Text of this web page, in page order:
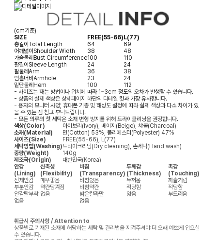
(cm기준)
SIZE
FREE(55-66)L(77)
총길이Total Length 64
69
어깨넓이Shoulder Width 38
48
가슴둘레Bust Circumference100
110
팔길이Sleeve Length 24
24
팔둘레Arm 36
38
암홀너비Armhole 23
24
밑단둘레Hem 100
112
- 사이즈는 재는 방법이나 위치에 따라 1~3cm 정도의 오차가 발생할 수 있습니다.
- 상품의 실제 색상은 상세페이지 하단의 디테일 컷과 가장 유사합니다.
- 용자의 모니터 사양, 휴대폰 기종 및 해상도 설정에 따라 실제 색상과 다소 차이가 있
을 수 있는 점 참고 부탁드립니다.
- 모든 의류의 첫 세탁은 소재 변형 방지를 위해 드라이클리닝을 권장합니다.
색상(Color)
아이보리(Ivory), 베이지(Beige), 챠콜(Charcoal)
소재(Material)
면(Cotton) 53%, 폴리에스터(Polyester) 47%
사이즈(Size)
FREE(55-66), L(77)
세탁방법(Washing)드라이크리닝(Dry cleaning), 손세탁(Hand wash)
중량(Weight)
140g
제조국(Origin)
대한민국(Korea)
안감
(Lining)
신축성
(Flexibility)
비침
(Transparency)
두께감
(Thickness)
촉감
(Touching)
전체안감
매우좋음 비침있음 두꺼움
까슬거림
부분안감
약간당겨짐 비침약간 적당함
적당함
안감탈부착 없음 밝은칼라만 얇음
부드러움
없음
없음
취급시 주의사항 / Attention to
상품별로 기재된 소재에 해당하는 세탁 및 관리법을 지켜주셔야 더 오래 예쁘게 입으실
수 있습니다.